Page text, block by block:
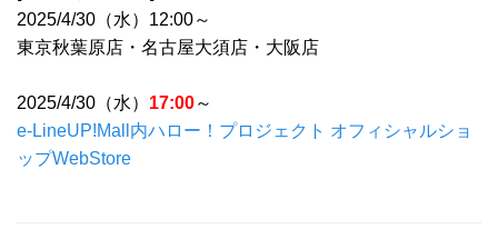
2025/4/30（水）12:00～
東京秋葉原店・名古屋大須店・大阪店
2025/4/30（水） 17:00～
e-LineUP!Mall内ハロー！プロジェクト オフィシャルショ
ップWebStore